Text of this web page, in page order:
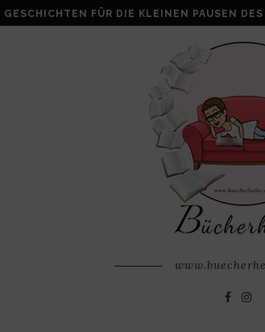
SCHNALKE: WENN AUS VERLUST FAMILIE